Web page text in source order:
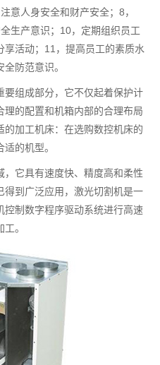
意人身安全和财产安全；8，
生产意识；10，定期组织员工
活动；11，提高员工的素质水
防范意识。
组成部分，它不仅起着保护计
的配置和机箱内部的合理布局
加工机床：在选购数控机床的
的机型。
它具有速度快、精度高和柔性
到广泛应用，激光切割机是一
制数字程序驱动系统进行高速
。